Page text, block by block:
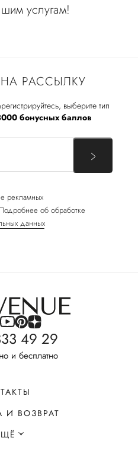
РАССЫЛКУ
выберите тип
бонусных баллов
рекламных
об обработке
данных
услугам!
49 29
и бесплатно
И ВОЗВРАТ